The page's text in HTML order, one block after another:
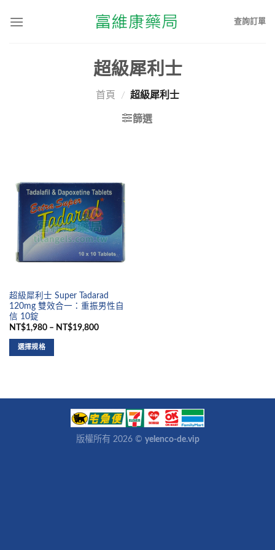
查詢訂單
超級犀利士
首頁 / 超級犀利士
篩選
超級犀利士 Super Tadarad
120mg 雙效合一：重振男性自
信 10錠
NT$1,980 – NT$19,800
選擇規格
版權所有 2026 © yelenco-de.vip